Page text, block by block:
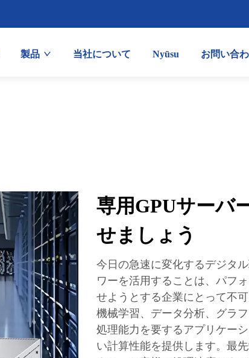
製品 当社について Nyūsu お問い合
専用GPUサーバ
せましょう
今日の急速に変化するデジタ
ワーを活用することは、パフ
せようとする企業にとって不
機械学習、データ分析、グラ
処理能力を要するアプリケー
い計算性能を提供します。最